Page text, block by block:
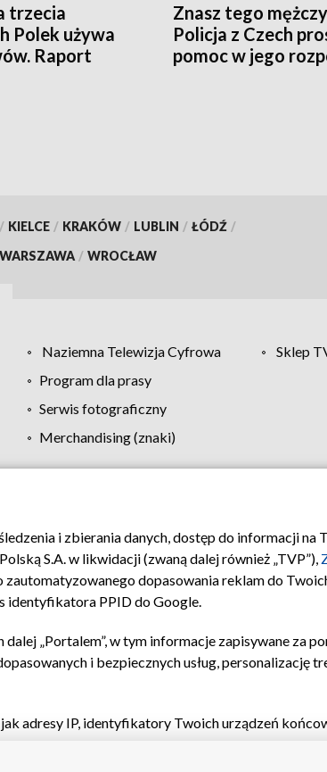
trzecia
Polek używa
Raport
Znasz tego
Policja z Czech
pomoc w jego
/ KIELCE / KRAKÓW / LUBLIN / ŁÓDŹ /
WARSZAWA / WROCŁAW
Naziemna Telewizja Cyfrowa
Sklep
Program dla prasy
Serwis fotograficzny
Merchandising (znaki)
Biuro reklamy Kontakt
i zbierania danych, dostęp do informacji na
S.A. w likwidacji (zwaną dalej również „TVP”),
zautomatyzowanego dopasowania reklam do
identyfikatora PPID do Google.
dalej „Portalem”, w tym informacje zapisywane za
i bezpiecznych usług, personalizację
adresy IP, identyfikatory Twoich urządzeń
oraz
do nich, wyboru podstawowych reklam, wyboru